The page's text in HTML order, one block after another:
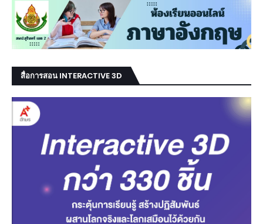
สื่อการสอน INTERACTIVE 3D